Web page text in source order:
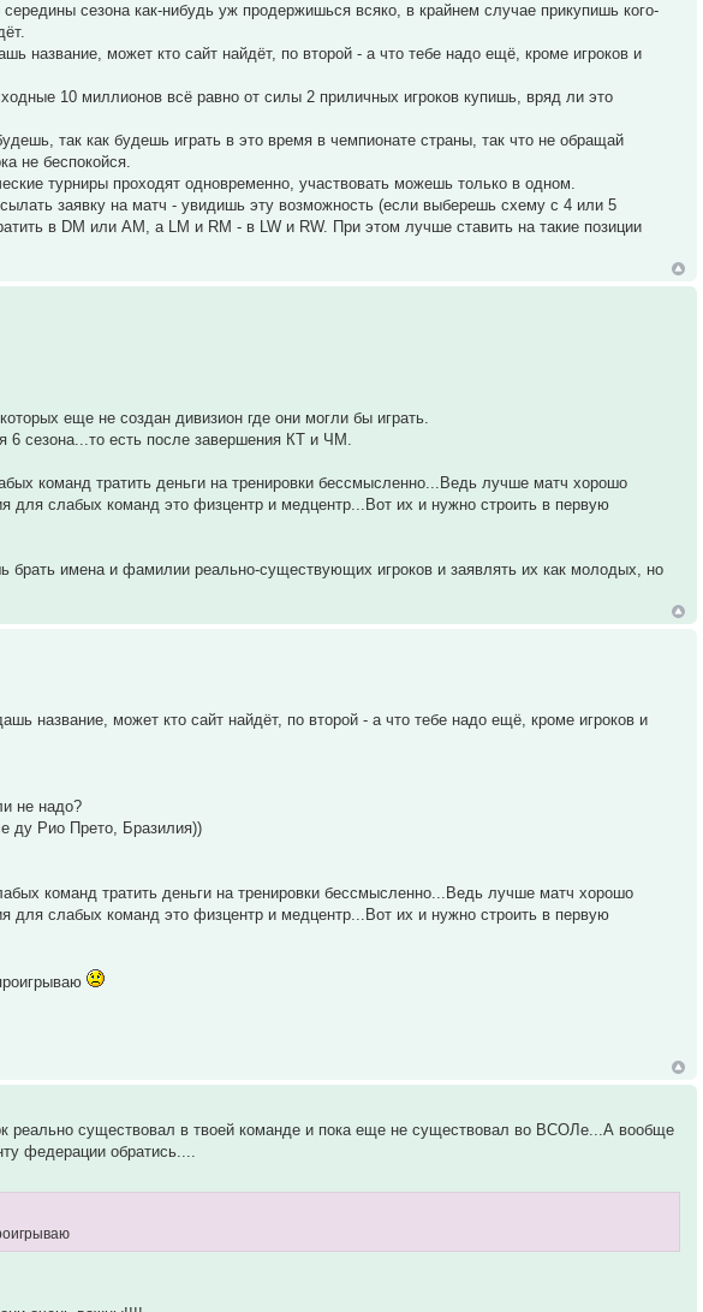
сезона как-нибудь уж продержишься всяко, в крайнем случае прикупишь кого-
название, может кто сайт найдёт, по второй - а что тебе надо ещё, кроме игроков и
10 миллионов всё равно от силы 2 приличных игроков купишь, вряд ли это
так как будешь играть в это время в чемпионате страны, так что не обращай
не беспокойся.
турниры проходят одновременно, участвовать можешь только в одном.
заявку на матч - увидишь эту возможность (если выберешь схему с 4 или 5
в DM или AM, а LM и RM - в LW и RW. При этом лучше ставить на такие позиции
еще не создан дивизион где они могли бы играть.
6 сезона...то есть после завершения КТ и ЧМ.
команд тратить деньги на тренировки бессмысленно...Ведь лучше матч хорошо
для слабых команд это физцентр и медцентр...Вот их и нужно строить в первую
имена и фамилии реально-существующих игроков и заявлять их как молодых, но
название, может кто сайт найдёт, по второй - а что тебе надо ещё, кроме игроков и
не надо?
ду Рио Прето, Бразилия))
команд тратить деньги на тренировки бессмысленно...Ведь лучше матч хорошо
для слабых команд это физцентр и медцентр...Вот их и нужно строить в первую
реально существовал в твоей команде и пока еще не существовал во ВСОЛе...А вообще
федерации обратись....